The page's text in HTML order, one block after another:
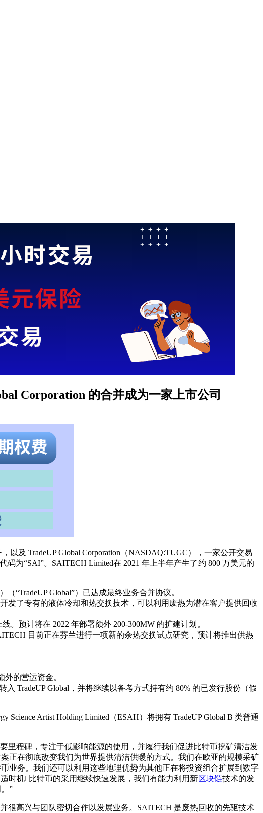
Corporation 的合并成为一家上市公司
以及 TradeUP Global Corporation（NASDAQ:TUGC），一家公开交易
为“SAI”。SAITECH Limited在 2021 年上半年产生了约 800 万美元的
“TradeUP Global”）已达成最终业务合并协议。
发了专有的液体冷却和热交换技术，可以利用废热为潜在客户提供回收
。预计将在 2022 年部署额外 200-300MW 的扩建计划。
目前正在芬兰进行一项新的余热交换试点研究，预计将推出供热
的营运资金。
TradeUP Global，并将继续以备考方式持有约 80% 的已发行股份（假
Artist Holding Limited（ESAH）将拥有 TradeUP Global B 类普通
里程碑，专注于低影响能源的使用，并履行我们促进比特币挖矿清洁发
正在彻底改变我们为世界提供清洁供暖的方式。我们在欧亚的规模采矿
业务。我们还可以利用这些地理优势为其他正在将投资组合扩展到数字
时机l 比特币的采用继续快速发展，我们有能力利用新区块链技术的发
”
很高兴与团队密切合作以发展业务。SAITECH 是废热回收的先驱技术